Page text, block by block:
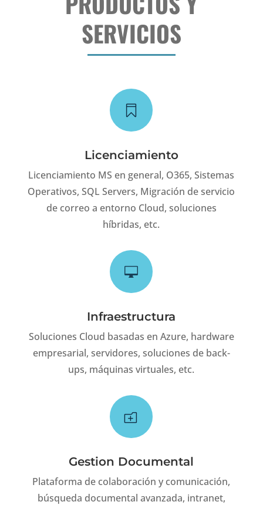
SERVICIOS

Licenciamiento
Licenciamiento MS en general, O365, Sistemas
Operativos, SQL Servers, Migración de servicio
de correo a entorno Cloud, soluciones
híbridas, etc.

Infraestructura
Soluciones Cloud basadas en Azure, hardware
empresarial, servidores, soluciones de back-
ups, máquinas virtuales, etc.
o
Gestion Documental
Plataforma de colaboración y comunicación,
búsqueda documental avanzada, intranet,